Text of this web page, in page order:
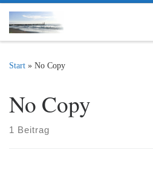
Zum Inhalt springen
Start » No Copy
No Copy
1 Beitrag